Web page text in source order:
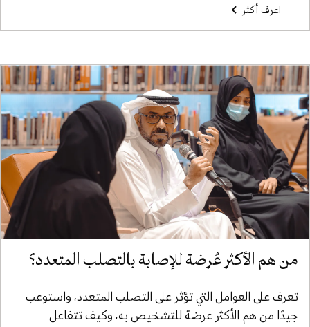
اعرف أكثر
من هم الأكثر عُرضة للإصابة بالتصلب المتعدد؟
تعرف على العوامل التي تؤثر على التصلب المتعدد، واستوعب
جيدًا من هم الأكثر عرضة للتشخيص به، وكيف تتفاعل